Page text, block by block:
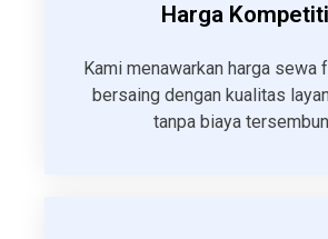
Harga
Kami menawarkan harga sewa
bersaing dengan kualitas
tanpa biaya